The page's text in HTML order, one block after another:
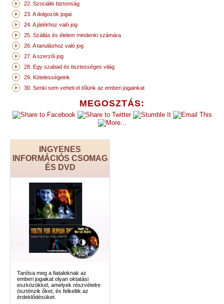
MEGOSZTÁS:
INGYENES
INFORMÁCIÓS CSOMAG
ÉS DVD
Tanítsa meg a fiataloknak az
emberi jogaikat olyan oktatási
eszközökkel, amelyek részvételre
ösztönzik őket, és felkeltik az
érdeklődésüket.
22. Szociális biztonság
23. A dolgozók jogai
24. A játékhoz való jog
25. Szállás és élelem mindenki számára
26. A tanuláshoz való jog
27. A szerzői jog
28. Egy szabad és tisztességes világ
29. Kötelességeink
30. Senki sem veheti el tőlünk az emberi jogainkat